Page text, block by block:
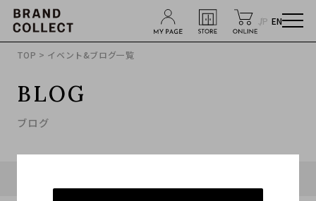
JP EN
TOP > イベント&ブログ一覧
BLOG
ブログ